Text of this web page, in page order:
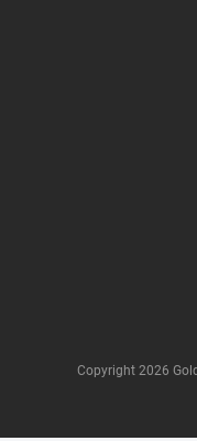
Copyright 2026